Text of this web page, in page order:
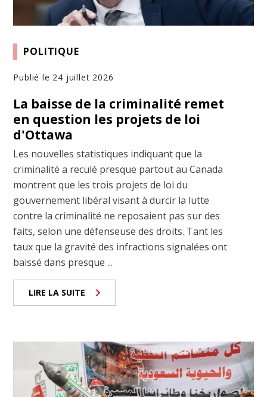
POLITIQUE
Publié le 24 juillet 2026
La baisse de la criminalité remet
en question les projets de loi
d'Ottawa
Les nouvelles statistiques indiquant que la
criminalité a reculé presque partout au Canada
montrent que les trois projets de loi du
gouvernement libéral visant à durcir la lutte
contre la criminalité ne reposaient pas sur des
faits, selon une défenseuse des droits. Tant les
taux que la gravité des infractions signalées ont
baissé dans presque ...
LIRE LA SUITE